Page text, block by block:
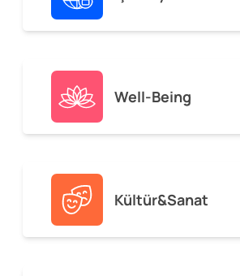
Well-Being
Kültür&Sanat